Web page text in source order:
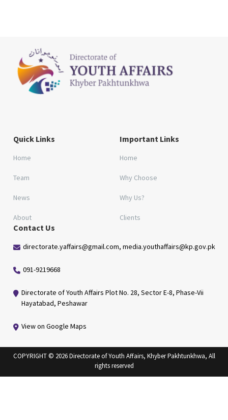
Quick Links
Home
Team
News
About
Important Links
Home
Why Choose
Why Us?
Clients
Contact Us
directorate.yaffairs@gmail.com, media.youthaffairs@kp.gov.pk
091-9219668
Directorate of Youth Affairs Plot No. 28, Sector E-8, Phase-Vii
Hayatabad, Peshawar
View on Google Maps
COPYRIGHT © 2026 Directorate of Youth Affairs, Khyber Pakhtunkhwa, All
rights reserved